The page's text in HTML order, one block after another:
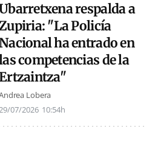
respalda a
"La Policía
ha entrado en
competencias de la
Lobera
07/2026 10:54h